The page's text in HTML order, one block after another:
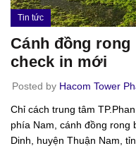
Tin tức
Cánh đồng rong
check in mới
Posted by Hacom Tower
Chỉ cách trung tâm
phía Nam, cánh đồng rong
Dinh, huyện Thuận Nam,